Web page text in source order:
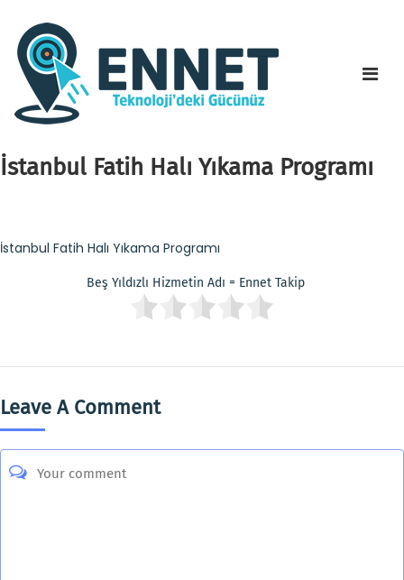
İstanbul Fatih Halı Yıkama Programı
İstanbul Fatih Halı Yıkama Programı
Beş Yıldızlı Hizmetin Adı = Ennet Takip
Leave A Comment